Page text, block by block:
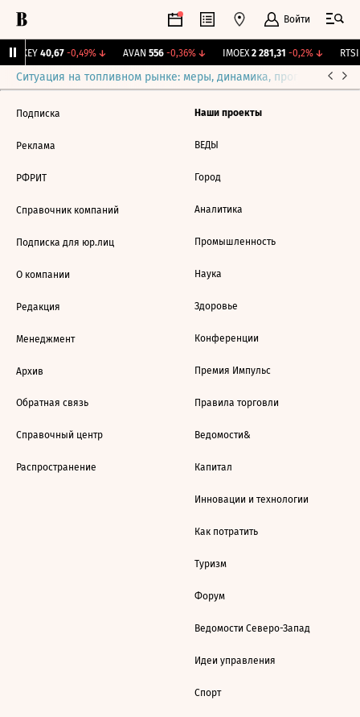
Войти
OKEY 40,67 -0,49%↓ AVAN 556 -0,36%↓ IMOEX 2 281,31 -0,2%↓ RTSI
Ситуация на топливном рынке: меры, динамика, прогнозы
Подписка
Реклама
РФРИТ
Справочник компаний
Подписка для юр.лиц
О компании
Редакция
Менеджмент
Архив
Обратная связь
Справочный центр
Распространение
Наши проекты
ВЕДЫ
Город
Аналитика
Промышленность
Наука
Здоровье
Конференции
Премия Импульс
Правила торговли
Ведомости&
Капитал
Инновации и технологии
Как потратить
Туризм
Форум
Ведомости Северо-Запад
Идеи управления
Спорт